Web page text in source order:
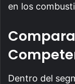
en los
Dentro del